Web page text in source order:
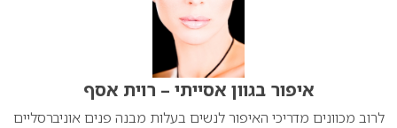
איפור בגוון אסייתי – רוית אסף
לרוב מכוונים מדריכי האיפור לנשים בעלות מבנה פנים אוניברסליים